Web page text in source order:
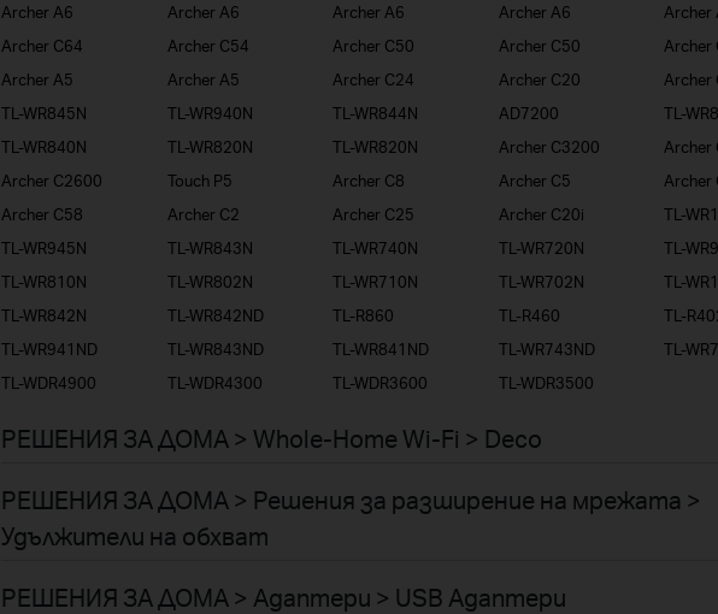
Archer A6
Archer A6 Archer A6 Archer A6
Archer
Archer C64
Archer C54 Archer C50 Archer C50
Archer
Archer A5
Archer A5 Archer C24 Archer C20
Archer
TL-WR845N
TL-WR940N TL-WR844N AD7200
TL-
TL-WR840N
TL-WR820N TL-WR820N Archer C3200
Archer
Archer C2600
Touch P5 Archer C8 Archer C5
Archer
Archer C58
Archer C2 Archer C25 Archer C20i
TL-
TL-WR945N
TL-WR843N TL-WR740N TL-WR720N
TL-
TL-WR810N
TL-WR802N TL-WR710N TL-WR702N
TL-
TL-WR842N
TL-WR842ND TL-R860 TL-R460
TL-
TL-WR941ND
TL-WR843ND TL-WR841ND TL-WR743ND
TL-
TL-WDR4900
TL-WDR4300 TL-WDR3600 TL-WDR3500
РЕШЕНИЯ ЗА ДОМА > Whole-Home Wi-Fi > Deco
РЕШЕНИЯ ЗА ДОМА > Решения за разширение на мрежата >
Удължители на обхват
РЕШЕНИЯ ЗА ДОМА > Адаптери > USB Адаптери